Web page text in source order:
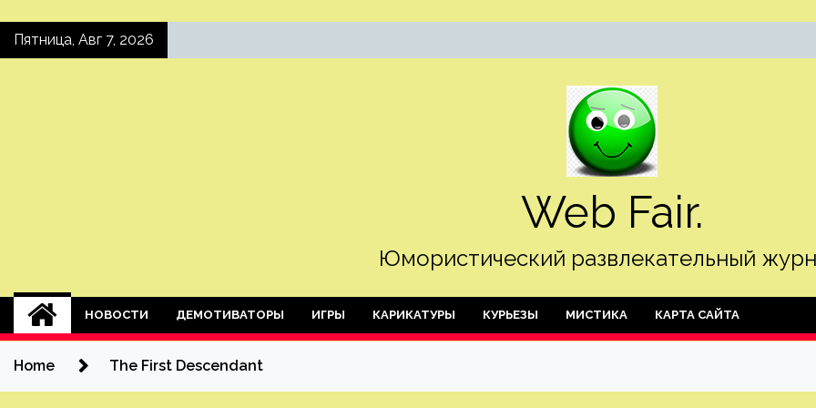
SkipПятница, Авг 7, 2026
Web Fair.
Юмористический развлекательный
НОВОСТИ ДЕМОТИВАТОРЫ ИГРЫ КАРИКАТУРЫ КУРЬЕЗЫ МИСТИКА КАРТА САЙТА
Home The First Descendant